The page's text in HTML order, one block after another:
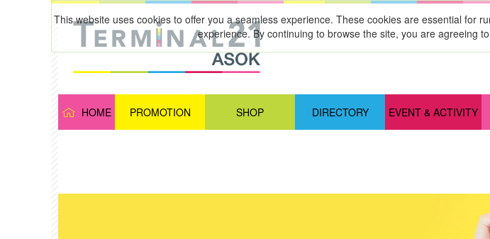
This website uses cookies to offer you a seamless experience. These cookies are essential for
experience. By continuing to browse the site, you are agreeing
HOME PROMOTION SHOP DIRECTORY EVENT & ACTIVITY